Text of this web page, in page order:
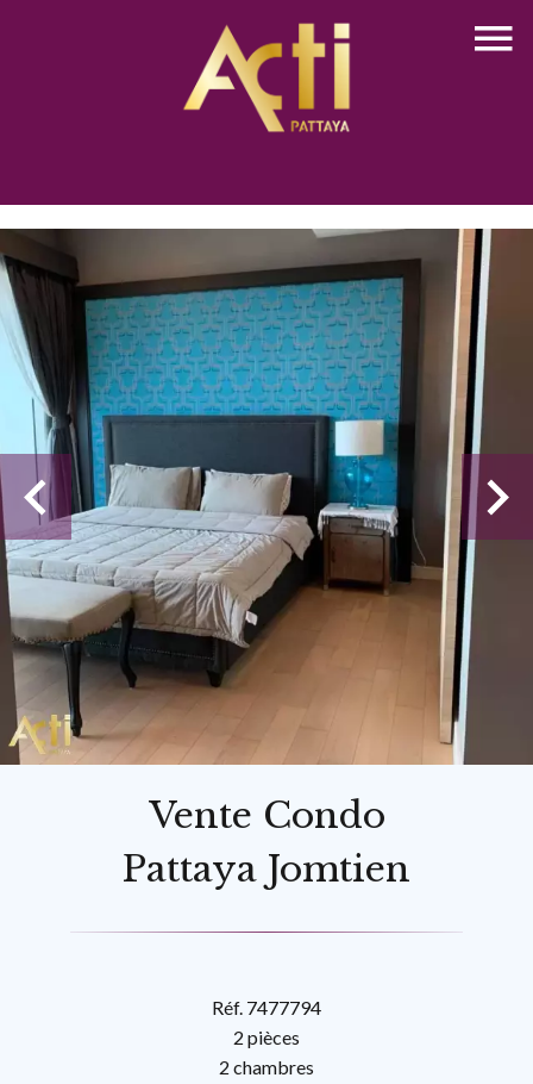
Vente Condo
Pattaya Jomtien
Réf. 7477794
2 pièces
2 chambres